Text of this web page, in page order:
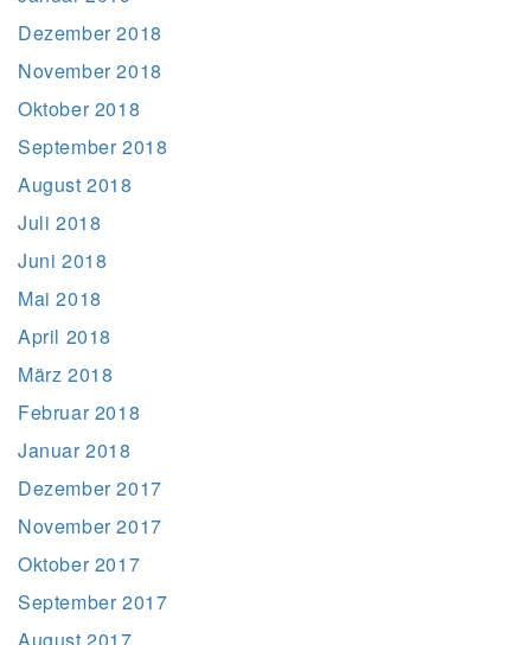
Dezember 2018
November 2018
Oktober 2018
September 2018
August 2018
Juli 2018
Juni 2018
Mai 2018
April 2018
März 2018
Februar 2018
Januar 2018
Dezember 2017
November 2017
Oktober 2017
September 2017